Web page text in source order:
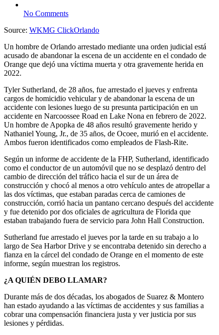
No Comments
Source: WKMG ClickOrlando
Un hombre de Orlando arrestado mediante una orden judicial está
acusado de abandonar la escena de un accidente en el condado de
Orange que dejó una víctima muerta y otra gravemente herida en
2022.
Tyler Sutherland, de 28 años, fue arrestado el jueves y enfrenta
cargos de homicidio vehicular y de abandonar la escena de un
accidente con lesiones luego de su presunta participación en un
accidente en Narcoossee Road en Lake Nona en febrero de 2022.
Un hombre de Apopka de 48 años resultó gravemente herido y
Nathaniel Young, Jr., de 35 años, de Ocoee, murió en el accidente.
Ambos fueron identificados como empleados de Flash-Rite.
Según un informe de accidente de la FHP, Sutherland, identificado
como el conductor de un automóvil que no se desplazó dentro del
cambio de dirección del tráfico hacia el sur de un área de
construcción y chocó al menos a otro vehículo antes de atropellar a
las dos víctimas, que estaban paradas cerca de camiones de
construcción, corrió hacia un pantano cercano después del accidente
y fue detenido por dos oficiales de agricultura de Florida que
estaban trabajando fuera de servicio para John Hall Construction.
Sutherland fue arrestado el jueves por la tarde en su trabajo a lo
largo de Sea Harbor Drive y se encontraba detenido sin derecho a
fianza en la cárcel del condado de Orange en el momento de este
informe, según muestran los registros.
¿A QUIÉN DEBO LLAMAR?
Durante más de dos décadas, los abogados de Suarez & Montero
han estado ayudando a las víctimas de accidentes y sus familias a
cobrar una compensación financiera justa y ver justicia por sus
lesiones y pérdidas.